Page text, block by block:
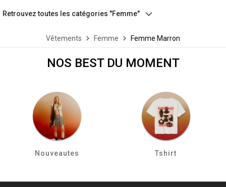
Retrouvez toutes les catégories "Femme"
Vêtements Femme Femme Marron
NOS BEST DU MOMENT
Nouveautes Tshirt